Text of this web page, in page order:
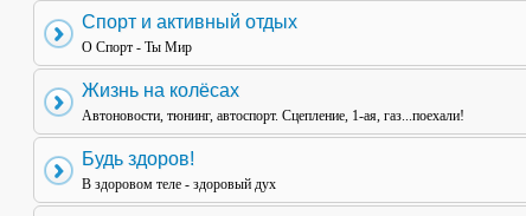
Спорт и активный отдых
О Спорт - Ты Мир
Жизнь на колёсах
Автоновости, тюнинг, автоспорт. Сцепление, 1-ая, газ...поехали!
Будь здоров!
В здоровом теле - здоровый дух